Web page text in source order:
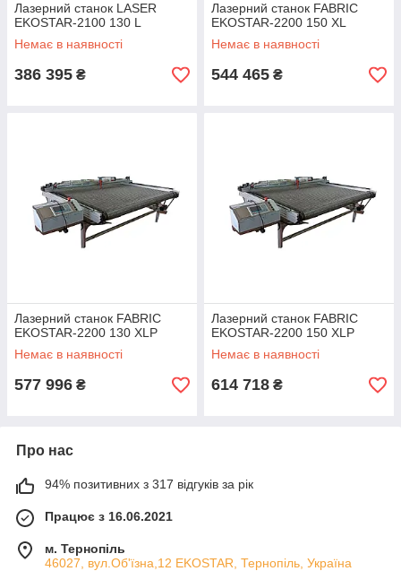
Лазерний станок LASER
EKOSTAR-2100 130 L
Немає в наявності
386 395 ₴
Лазерний станок FABRIC
EKOSTAR-2200 150 XL
Немає в наявності
544 465 ₴
Лазерний станок FABRIC
EKOSTAR-2200 130 XLP
Немає в наявності
577 996 ₴
Лазерний станок FABRIC
EKOSTAR-2200 150 XLP
Немає в наявності
614 718 ₴
Про нас
94% позитивних з 317 відгуків за рік
Працює з 16.06.2021
м. Тернопіль
46027, вул.Об'їзна,12 EKOSTAR, Тернопіль, Україна